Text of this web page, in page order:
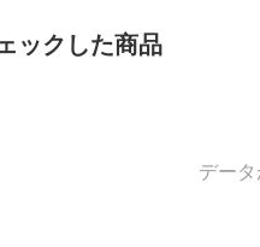
ックした商品
デー